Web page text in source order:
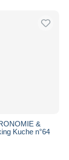
&
Kuche n°64